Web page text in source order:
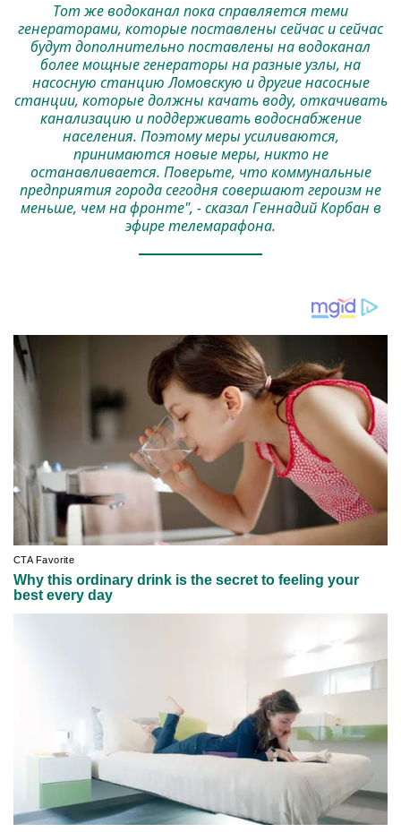
Тот же водоканал пока справляется теми
генераторами, которые поставлены сейчас и сейчас
будут дополнительно поставлены на водоканал
более мощные генераторы на разные узлы, на
насосную станцию ​​Ломовскую и другие насосные
станции, которые должны качать воду, откачивать
канализацию и поддерживать водоснабжение
населения. Поэтому меры усиливаются,
принимаются новые меры, никто не
останавливается. Поверьте, что коммунальные
предприятия города сегодня совершают героизм не
меньше, чем на фронте", - сказал Геннадий Корбан в
эфире телемарафона.